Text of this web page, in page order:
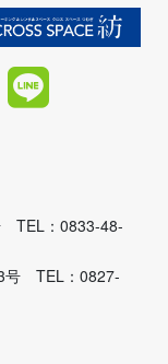
TEL：0833-48-
号 TEL：0827-